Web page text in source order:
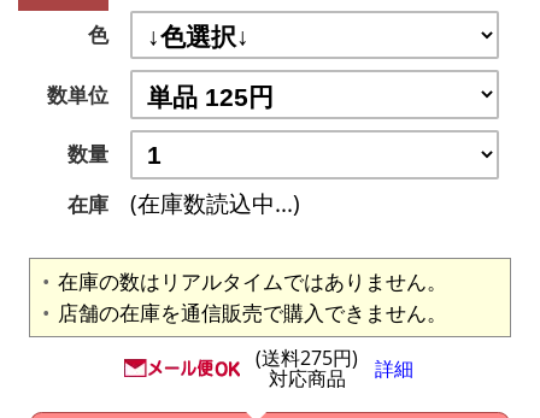
色
数単位
数量
在庫
(在庫数読込中...)
在庫の数はリアルタイムではありません。
店舗の在庫を通信販売で購入できません。
(送料275円)
対応商品 詳細